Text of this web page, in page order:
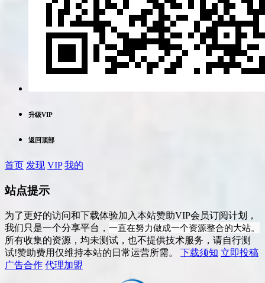
升级VIP
返回顶部
首页 发现 VIP 我的
站点提示
为了更好的访问和下载体验加入本站赞助VIP会员订阅计划，
我们只是一个分享平台， 一直在努力做成一个资源整合的大站。
所有收集的资源，均未测试，也不提供技术服务，请自行测
试!赞助费用仅维持本站的日常运营所需。 下载须知 立即投稿
广告合作 代理加盟